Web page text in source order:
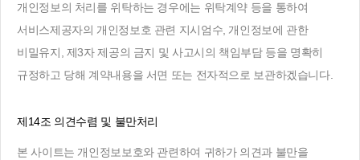
개인정보의 처리를 위탁하는 경우에는 위탁계약 등을 통하여
서비스제공자의 개인정보호 관련 지시엄수, 개인정보에 관한
비밀유지, 제3자 제공의 금지 및 사고시의 책임부담 등을 명확히
규정하고 당해 계약내용을 서면 또는 전자적으로 보관하겠습니다.
제14조 의견수렴 및 불만처리
본 사이트는 개인정보보호와 관련하여 귀하가 의견과 불만을